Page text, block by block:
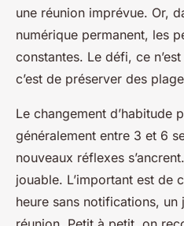
une réunion imprévue. Or,
numérique permanent, les
constantes. Le défi, ce
c’est de préserver des
Le changement d’habitude
généralement entre 3 et 6
nouveaux réflexes
jouable. L’important est de
heure sans notifications, un